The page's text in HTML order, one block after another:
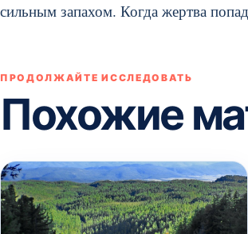
сильным запахом. Когда жертва
ПРОДОЛЖАЙТЕ ИССЛЕДОВАТЬ
Похожие